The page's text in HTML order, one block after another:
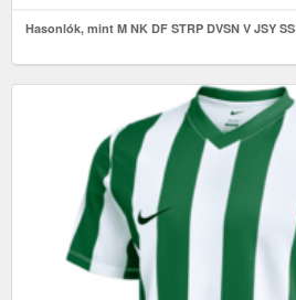
Hasonlók, mint M NK DF STRP DVSN V JSY SS